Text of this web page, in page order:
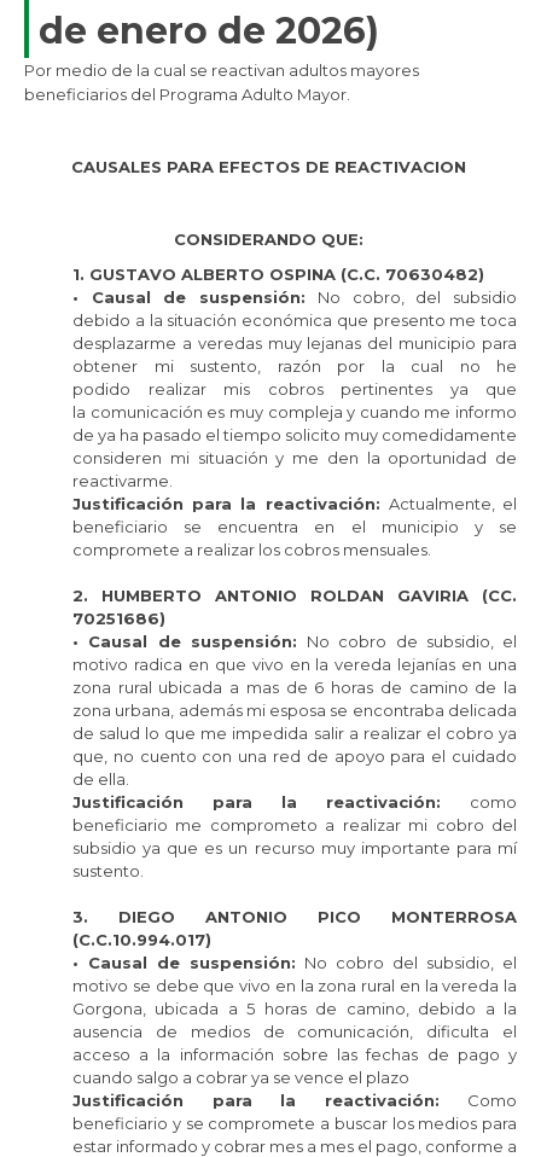
de enero de 2026)
​Por medio de la cual se reactivan adultos mayores
beneficiarios del Programa Adulto Mayor.
CAUSALES PARA EFECTOS DE REACTIVACION
CONSIDERANDO QUE:
1. GUSTAVO ALBERTO OSPINA (C.C. 70630482)
• Causal de suspensión: No cobro, del subsidio
debido a la situación económica que presento me toca
desplazarme a veredas muy lejanas del municipio para
obtener mi sustento, razón por la cual no he
podido realizar mis cobros pertinentes ya que
la comunicación es muy compleja y cuando me informo
de ya ha pasado el tiempo solicito muy comedidamente
consideren mi situación y me den la oportunidad de
reactivarme.
Justificación para la reactivación: Actualmente, el
beneficiario se encuentra en el municipio y se
compromete a realizar los cobros mensuales.
2. HUMBERTO ANTONIO ROLDAN GAVIRIA (CC.
70251686)
• Causal de suspensión: No cobro de subsidio, el
motivo radica en que vivo en la vereda lejanías en una
zona rural ubicada a mas de 6 horas de camino de la
zona urbana, además mi esposa se encontraba delicada
de salud lo que me impedida salir a realizar el cobro ya
que, no cuento con una red de apoyo para el cuidado
de ella.
Justificación para la reactivación: como
beneficiario me comprometo a realizar mi cobro del
subsidio ya que es un recurso muy importante para mí
sustento.
3. DIEGO ANTONIO PICO MONTERROSA
(C.C.10.994.017)
• Causal de suspensión: No cobro del subsidio, el
motivo se debe que vivo en la zona rural en la vereda la
Gorgona, ubicada a 5 horas de camino, debido a la
ausencia de medios de comunicación, dificulta el
acceso a la información sobre las fechas de pago y
cuando salgo a cobrar ya se vence el plazo
Justificación para la reactivación: Como
beneficiario y se compromete a buscar los medios para
estar informado y cobrar mes a mes el pago, conforme a